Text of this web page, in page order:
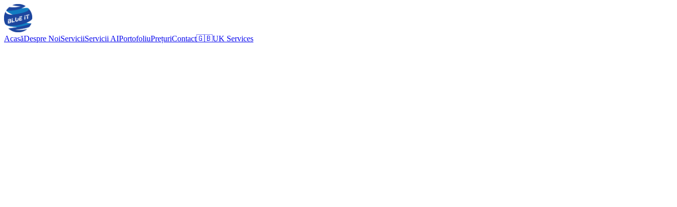
AcasăDespre NoiServiciiServicii AIPortofoliuPrețuriContact🇬🇧UK Services